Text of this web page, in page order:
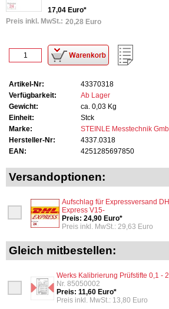
17,04 Euro*
Preis inkl. MwSt.: 20,28 Euro
Artikel-Nr:
43370318
Verfügbarkeit:
Ab Lager
Gewicht:
ca. 0,03 Kg
Einheit:
Stck
Marke:
STEINLE Messtechnik
Hersteller-Nr:
4337.0318
EAN:
4251285697850
Versandoptionen:
Aufschlag für Expressversand
Express V15-
Preis: 24,90 Euro*
Preis inkl. MwSt.: 29,63 Euro
Gleich mitbestellen:
Werks Kalibrierung Prüfstifte 0,1 -
Nr. 85050002
Preis: 11,60 Euro*
Preis inkl. MwSt.: 13,80 Euro